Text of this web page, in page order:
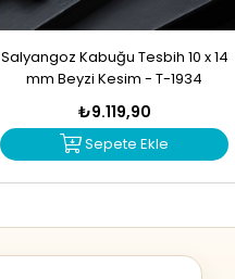
Salyangoz Kabuğu Tesbih 10 x 14
mm Beyzi Kesim - T-1934
₺9.119,90
Sepete Ekle